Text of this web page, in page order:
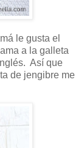
le gusta el
a la galleta
Así que
de jengibre me